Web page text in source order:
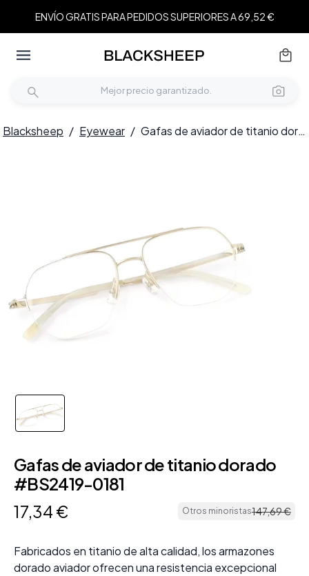
ENVÍO GRATIS PARA PEDIDOS SUPERIORES A 69,52 €
Blacksheep / Eyewear / Gafas de aviador de titanio dorado #BS2419-0181
Gafas de aviador de titanio dorado
#BS2419-0181
17,34 € Otros minoristas147,69€
Fabricados en titanio de alta calidad, los armazones
dorado aviador ofrecen una resistencia excepcional